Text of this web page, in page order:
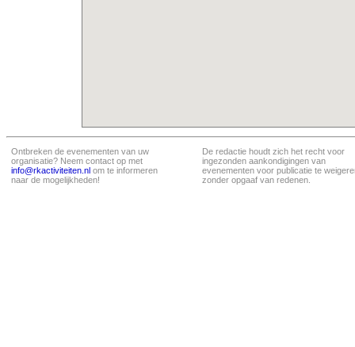
Ontbreken de evenementen van uw
organisatie? Neem contact op met
info@rkactiviteiten.nl om te informeren
naar de mogelijkheden!
De redactie houdt zich het recht voor
ingezonden aankondigingen van
evenementen voor publicatie te
zonder opgaaf van redenen.